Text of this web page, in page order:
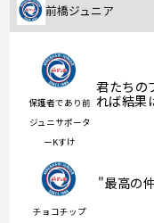
前橋ジュニア
保護者であり前
ジュニサポータ
ーKすけ
君たちの
れば結果
チョコチップ
"最高の